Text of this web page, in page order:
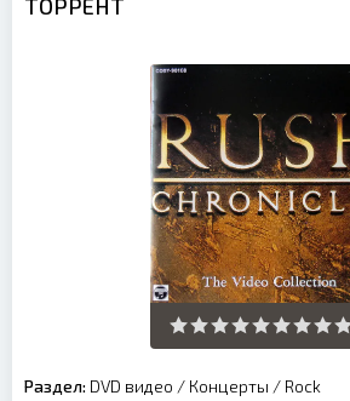
ТОРРЕНТ
Раздел: DVD видео / Концерты / Rock